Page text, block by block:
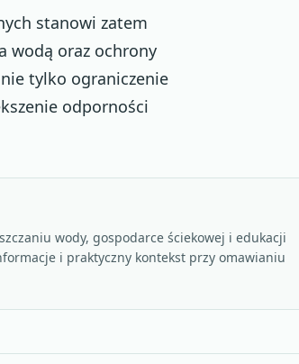
stanowi zatem
wodą oraz ochrony
tylko ograniczenie
odporności
wody, gospodarce ściekowej i edukacji
i praktyczny kontekst przy omawianiu